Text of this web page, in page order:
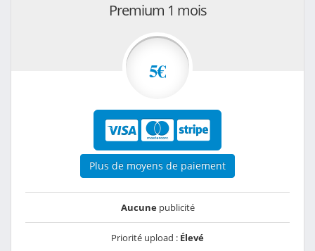
Premium 1 mois
5€
Plus de moyens de paiement
Aucunepublicité
Priorité upload : Élevé